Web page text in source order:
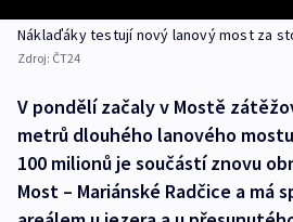
Náklaďáky testují nový lanový most za
Zdroj: ČT24
V pondělí začaly v Mostě
metrů dlouhého lanového
100 milionů je součástí znovu
Most – Mariánské Radčice a má